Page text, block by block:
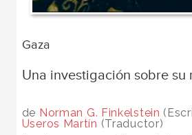
Gaza
Una investigación sobre su
de Norman G. Finkelstein
Useros Martín (Traductor)